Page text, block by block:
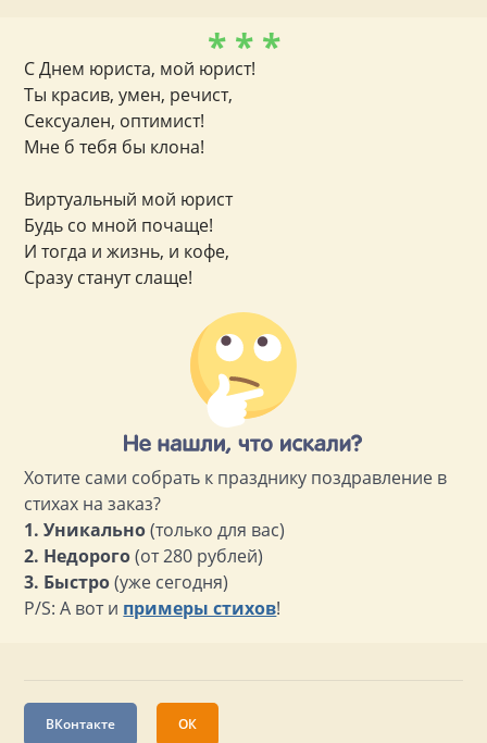
* * *
С Днем юриста, мой юрист!
Ты красив, умен, речист,
Сексуален, оптимист!
Мне б тебя бы клона!
Виртуальный мой юрист
Будь со мной почаще!
И тогда и жизнь, и кофе,
Сразу станут слаще!
Хотите сами собрать к празднику поздравление в
стихах на заказ?
1. Уникально(только для вас)
2. Недорого(от 280 рублей)
3. Быстро(уже сегодня)
P/S: А вот и примеры стихов!
ВКонтакте ОК